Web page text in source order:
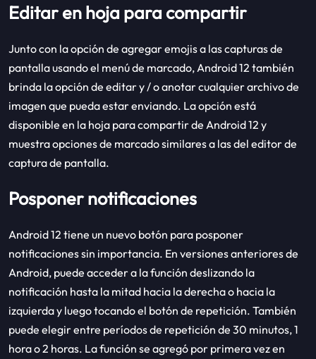
Editar en hoja para compartir
Junto con la opción de agregar emojis a las capturas de
pantalla usando el menú de marcado, Android 12 también
brinda la opción de editar y / o anotar cualquier archivo de
imagen que pueda estar enviando. La opción está
disponible en la hoja para compartir de Android 12 y
muestra opciones de marcado similares a las del editor de
captura de pantalla.
Posponer notificaciones
Android 12 tiene un nuevo botón para posponer
notificaciones sin importancia. En versiones anteriores de
Android, puede acceder a la función deslizando la
notificación hasta la mitad hacia la derecha o hacia la
izquierda y luego tocando el botón de repetición. También
puede elegir entre períodos de repetición de 30 minutos, 1
hora o 2 horas. La función se agregó por primera vez en